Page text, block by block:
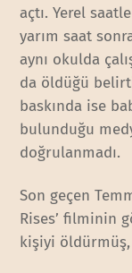
açtı. Yerel
yarım saat
aynı okulda
da öldüğü
baskında ise
bulunduğu
doğrulanmadı.
Son geçen
Rises’ filminin
kişiyi öldürmüş,